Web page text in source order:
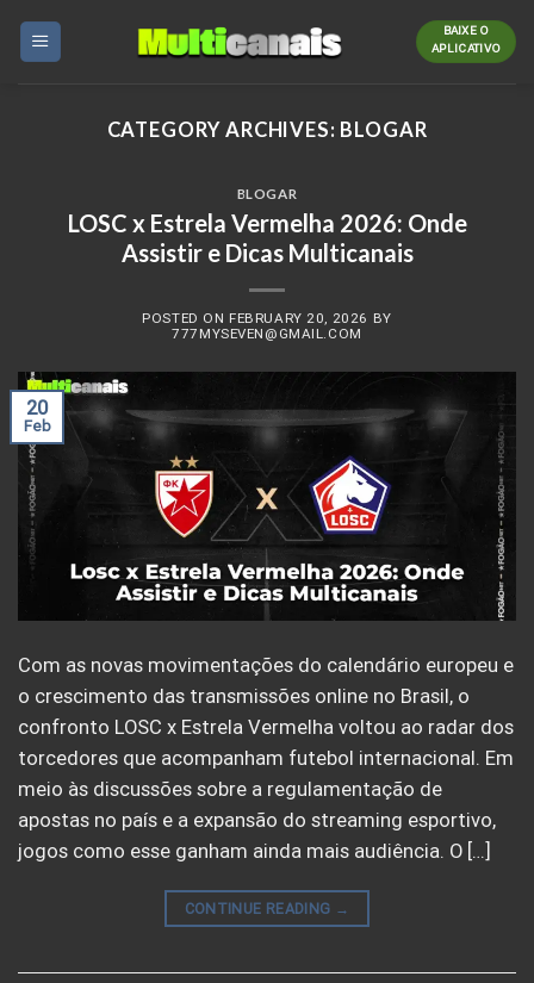
BAIXE O
APLICATIVO
CATEGORY ARCHIVES: BLOGAR
BLOGAR
LOSC x Estrela Vermelha 2026: Onde
Assistir e Dicas Multicanais
POSTED ON FEBRUARY 20, 2026 BY
777MYSEVEN@GMAIL.COM
20
Feb
Com as novas movimentações do calendário europeu e
o crescimento das transmissões online no Brasil, o
confronto LOSC x Estrela Vermelha voltou ao radar dos
torcedores que acompanham futebol internacional. Em
meio às discussões sobre a regulamentação de
apostas no país e a expansão do streaming esportivo,
jogos como esse ganham ainda mais audiência. O […]
CONTINUE READING →